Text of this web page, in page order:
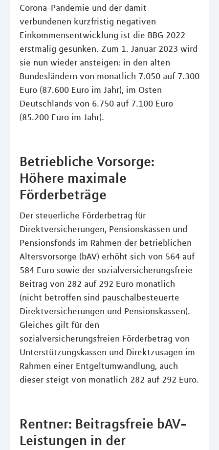
Corona-Pandemie und der damit
verbundenen kurzfristig negativen
Einkommensentwicklung ist die BBG 2022
erstmalig gesunken. Zum 1. Januar 2023 wird
sie nun wieder ansteigen: in den alten
Bundesländern von monatlich 7.050 auf 7.300
Euro (87.600 Euro im Jahr), im Osten
Deutschlands von 6.750 auf 7.100 Euro
(85.200 Euro im Jahr).
Betriebliche Vorsorge:
Höhere maximale
Förderbeträge
Der steuerliche Förderbetrag für
Direktversicherungen, Pensionskassen und
Pensionsfonds im Rahmen der betrieblichen
Altersvorsorge (bAV) erhöht sich von 564 auf
584 Euro sowie der sozialversicherungsfreie
Beitrag von 282 auf 292 Euro monatlich
(nicht betroffen sind pauschalbesteuerte
Direktversicherungen und Pensionskassen).
Gleiches gilt für den
sozialversicherungsfreien Förderbetrag von
Unterstützungskassen und Direktzusagen im
Rahmen einer Entgeltumwandlung, auch
dieser steigt von monatlich 282 auf 292 Euro.
Rentner: Beitragsfreie bAV-
Leistungen in der